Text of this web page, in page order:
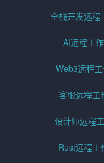
全栈开发远程
AI远程工
Web3远程
客服远程工
设计师远程
Rust远程工